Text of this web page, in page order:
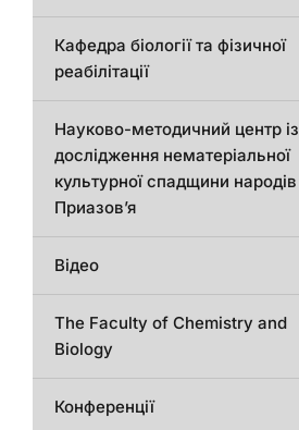
Кафедра біології та фізичної
реабілітації
Науково-методичний центр із
дослідження нематеріальної
культурної спадщини народів
Приазов’я
Відео
The Faculty of Chemistry and
Biology
Конференції